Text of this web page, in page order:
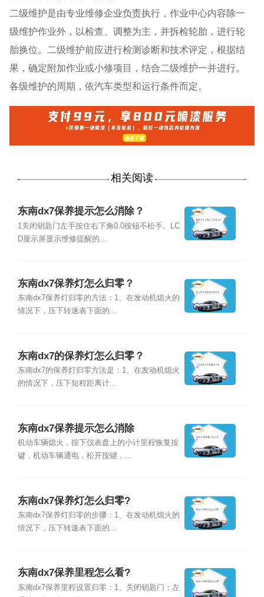
二级维护是由专业维修企业负责执行，作业中心内容除一
级维护作业外，以检查、调整为主，并拆检轮胎，进行轮
胎换位。二级维护前应进行检测诊断和技术评定，根据结
果，确定附加作业或小修项目，结合二级维护一并进行。
各级维护的周期，依汽车类型和运行条件而定。
相关阅读
东南dx7保养提示怎么消除？
1关闭钥匙门左手按住右下角0.0按钮不松手。LC
D显示屏显示维修提醒的...
东南dx7保养灯怎么归零？
东南dx7保养灯归零的方法：1、在发动机熄火的
情况下，压下转速表下面的...
东南dx7的保养灯怎么归零？
东南dx7的保养灯归零方法是：1、在发动机熄火
的情况下，压下短程距离计...
东南dx7保养提示怎么消除
机动车辆熄火，按下仪表盘上的小计里程恢复按
键，机动车辆通电，松开按键，...
东南dx7保养灯怎么归零?
东南dx7保养灯归零的步骤：1、在发动机熄火的
情况下，压下转速表下面的...
东南dx7保养里程怎么看?
东南dx7保养里程设置归零：1、关闭钥匙门；左